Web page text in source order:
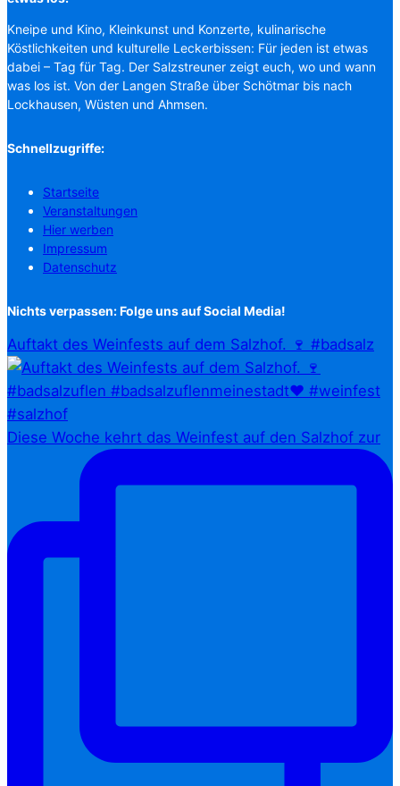
Kneipe und Kino, Kleinkunst und Konzerte, kulinarische
Köstlichkeiten und kulturelle Leckerbissen: Für jeden ist etwas
dabei – Tag für Tag. Der Salzstreuner zeigt euch, wo und wann
was los ist. Von der Langen Straße über Schötmar bis nach
Lockhausen, Wüsten und Ahmsen.
Schnellzugriffe:
Startseite
Veranstaltungen
Hier werben
Impressum
Datenschutz
Nichts verpassen: Folge uns auf Social Media!
Auftakt des Weinfests auf dem Salzhof. 🍷 #badsalz
Diese Woche kehrt das Weinfest auf den Salzhof zur